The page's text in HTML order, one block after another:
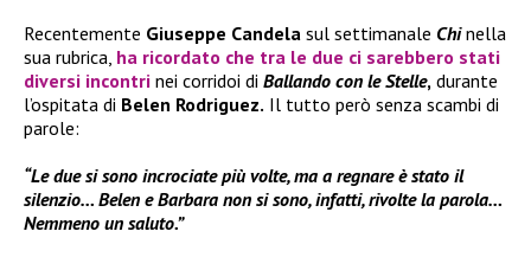
Recentemente Giuseppe Candela sul settimanale Chinella
sua rubrica, ha ricordato che tra le due ci sarebbero stati
diversi incontri nei corridoi di Ballando con le Stelle, durante
l’ospitata di Belen Rodriguez. Il tutto però senza scambi di
parole:
“Le due si sono incrociate più volte, ma a regnare è stato il
silenzio… Belen e Barbara non si sono, infatti, rivolte la parola…
Nemmeno un saluto.”